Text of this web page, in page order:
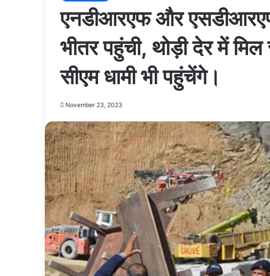
एनडीआरएफ और
भीतर पहुंची, थोड़ी देर में
सीएम धामी भी पहुंचेंगे।
November 23, 2023